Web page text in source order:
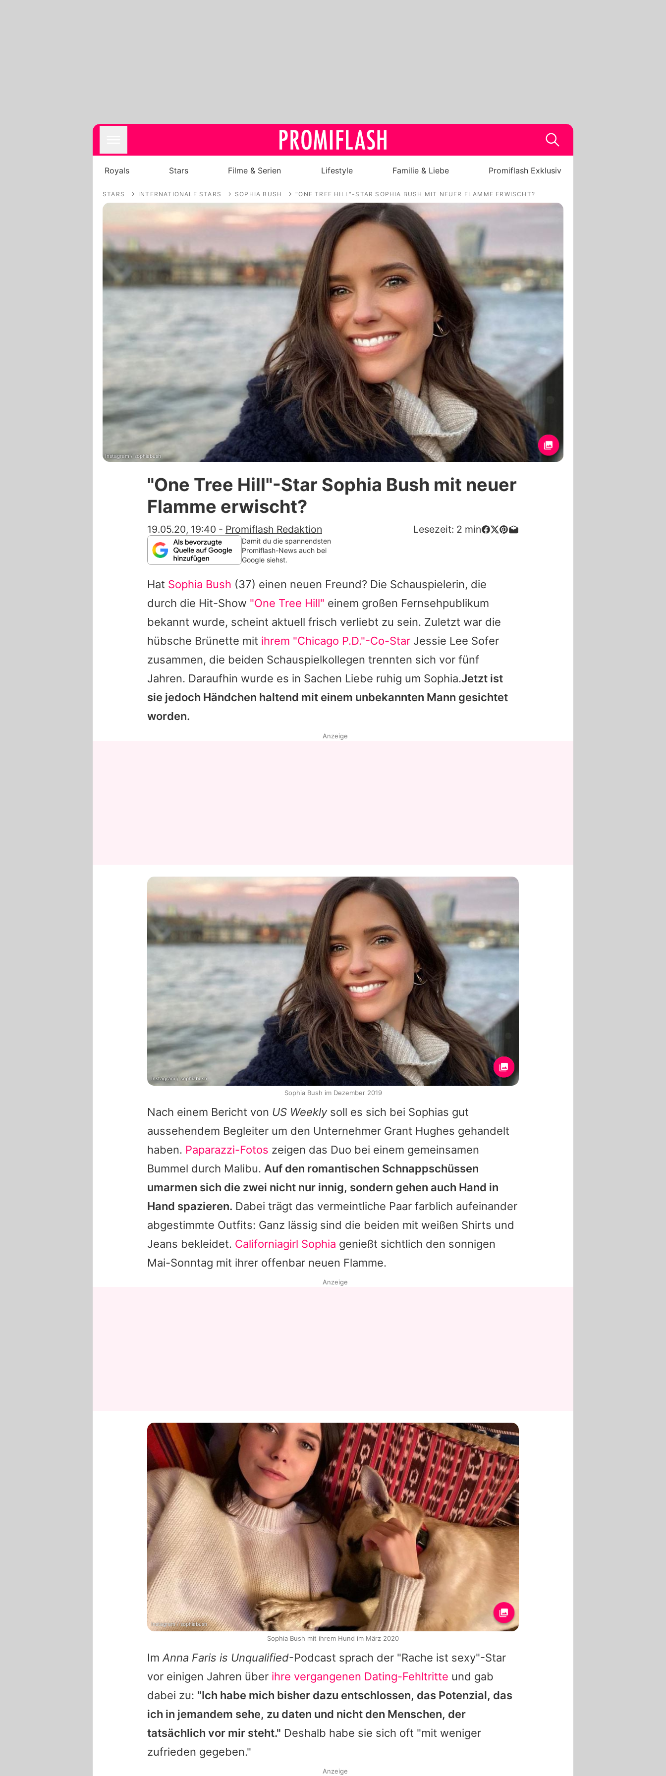
Royals
Stars
Filme & Serien
Lifestyle
Familie & Liebe
Promiflash Exklusiv
Alle Themen auf Promiflash
Jobs
App runterladen
Team
Redaktionelle Richtlinien
Impressum
Datenschutzerklärung
Nutzungsbedingungen
Utiq verwalten
Royals Stars Filme & Serien Lifestyle Familie & Liebe Promiflash Exklusiv
STARS INTERNATIONALE STARS SOPHIA BUSH "ONE TREE HILL"-STAR SOPHIA BUSH MIT NEUER FLAMME ERWISCHT?
Instagram / sophiabush
"One Tree Hill"-Star Sophia Bush mit neuer
Flamme erwischt?
19.05.20, 19:40 - Promiflash Redaktion Lesezeit: 2 min
Damit du die spannendsten
Promiflash-News auch bei
Google siehst.
Hat Sophia Bush (37) einen neuen Freund? Die Schauspielerin, die
durch die Hit-Show "One Tree Hill" einem großen Fernsehpublikum
bekannt wurde, scheint aktuell frisch verliebt zu sein. Zuletzt war die
hübsche Brünette mit ihrem "Chicago P.D."-Co-Star Jessie Lee Sofer
zusammen, die beiden Schauspielkollegen trennten sich vor fünf
Jahren. Daraufhin wurde es in Sachen Liebe ruhig um Sophia.Jetzt ist
sie jedoch Händchen haltend mit einem unbekannten Mann gesichtet
worden.
Nach einem Bericht von US Weeklysoll es sich bei Sophias gut
aussehendem Begleiter um den Unternehmer Grant Hughes gehandelt
haben. Paparazzi-Fotos zeigen das Duo bei einem gemeinsamen
Bummel durch Malibu. Auf den romantischen Schnappschüssen
umarmen sich die zwei nicht nur innig, sondern gehen auch Hand in
Hand spazieren. Dabei trägt das vermeintliche Paar farblich aufeinander
abgestimmte Outfits: Ganz lässig sind die beiden mit weißen Shirts und
Jeans bekleidet. Californiagirl Sophia genießt sichtlich den sonnigen
Mai-Sonntag mit ihrer offenbar neuen Flamme.
Im Anna Faris is Unqualified-Podcast sprach der "Rache ist sexy"-Star
vor einigen Jahren über ihre vergangenen Dating-Fehltritte und gab
dabei zu: "Ich habe mich bisher dazu entschlossen, das Potenzial, das
ich in jemandem sehe, zu daten und nicht den Menschen, der
tatsächlich vor mir steht." Deshalb habe sie sich oft "mit weniger
zufrieden gegeben."
Anzeige
Instagram / sophiabush
Sophia Bush im Dezember 2019
Anzeige
Instagram / sophiabush
Sophia Bush mit ihrem Hund im März 2020
Anzeige